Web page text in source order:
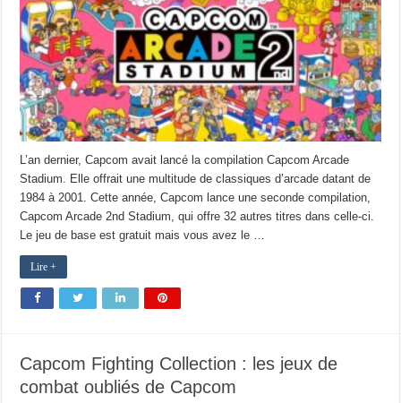
L’an dernier, Capcom avait lancé la compilation Capcom Arcade
Stadium. Elle offrait une multitude de classiques d’arcade datant de
1984 à 2001. Cette année, Capcom lance une seconde compilation,
Capcom Arcade 2nd Stadium, qui offre 32 autres titres dans celle-ci.
Le jeu de base est gratuit mais vous avez le …
Lire +
Capcom Fighting Collection : les jeux de
combat oubliés de Capcom